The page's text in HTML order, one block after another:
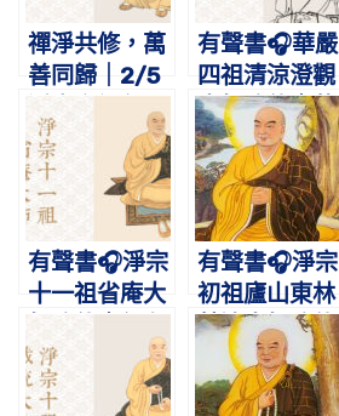
禪淨共修，萬
善同歸｜2/5
淨宗六祖永明
延壽大師圓寂
紀念日
有聲書🎧華嚴
四祖清涼澄觀
大師略傳｜華
嚴四祖，七帝
之師
有聲書🎧淨宗
十一祖省庵大
梵網，志在西
方
有聲書🎧淨宗
初祖廬山東林
慧遠大師略傳
｜肇啟蓮宗，
暢佛本懷